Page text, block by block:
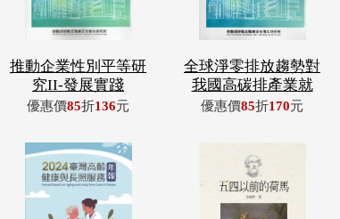
推動企業性別平等研
究II-發展實踐
優惠價85折136元
全球淨零排放趨勢對
我國高碳排產業就
優惠價85折170元